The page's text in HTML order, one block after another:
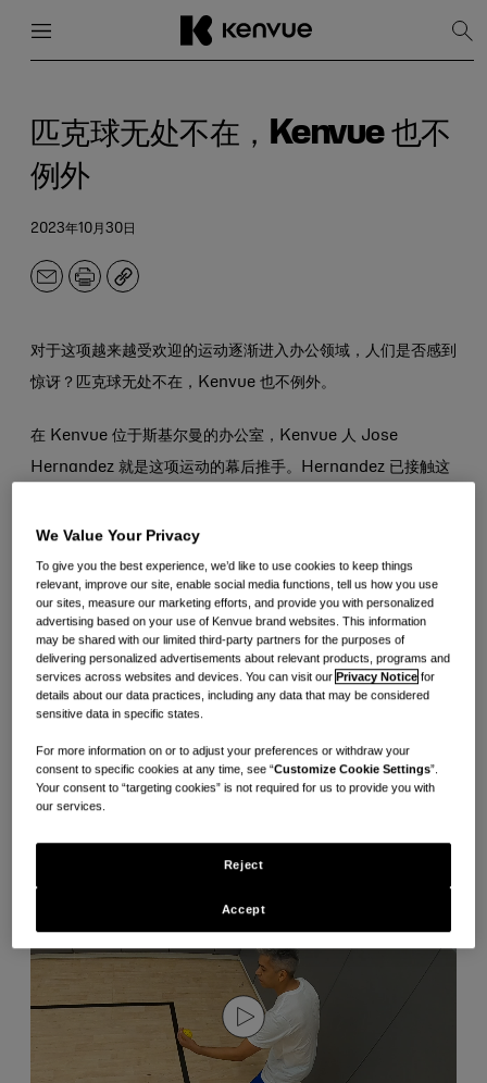
显
示
匹克球无处不在，Kenvue 也不
例外
2023年10月30日
电
件
打
副
对于这项越来越受欢迎的运动逐渐进入办公领域，人们是否感到
惊讶？匹克球无处不在，Kenvue 也不例外。
在 Kenvue 位于斯基尔曼的办公室，Kenvue 人 Jose
Hernandez 就是这项运动的幕后推手。Hernandez 已接触这
Kenvue 团队成员积极参与的好方法。
Hernandez 表示：“能够创立这个俱乐部，我感到非常高兴和
振奋，因为我得到了领导和 Kenvue 的支持，他们也想让大家
身体健康，希望大家与其他团队成员互动并与之合作。”
成立俱乐部并不费什么事。Hernandez 表示：“当你说‘我会玩
吧！’”
赛和众多有助健康的比赛。
We Value Your Privacy
To give you the best experience, we’d like to use cookies to keep things
relevant, improve our site, enable social media functions, tell us how you use
our sites, measure our marketing efforts, and provide you with personalized
advertising based on your use of Kenvue brand websites. This information
may be shared with our limited third-party partners for the purposes of
delivering personalized advertisements about relevant products, programs and
services across websites and devices. You can visit ourPrivacy Notice for
details about our data practices, including any data that may be considered
sensitive data in specific states.
For more information on or to adjust your preferences or withdraw your
consent to specific cookies at any time, see “Customize Cookie Settings”.
Your consent to “targeting cookies” is not required for us to provide you with
our services.
Reject
Accept